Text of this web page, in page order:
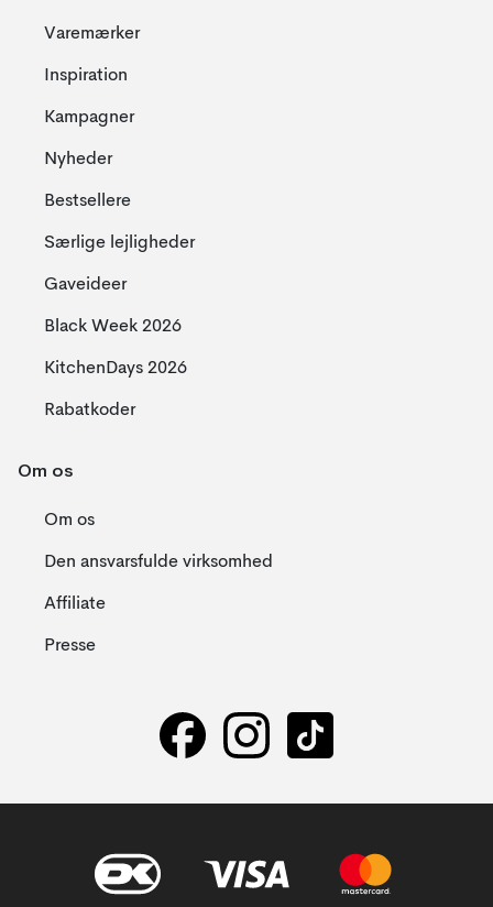
Varemærker
Inspiration
Kampagner
Nyheder
Bestsellere
Særlige lejligheder
Gaveideer
Black Week 2026
KitchenDays 2026
Rabatkoder
Om os
Om os
Den ansvarsfulde virksomhed
Affiliate
Presse